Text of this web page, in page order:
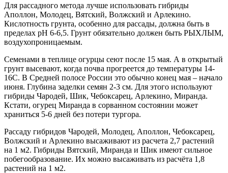
Для рассадного метода лучше использовать гибриды
Аполлон, Молодец, Вятский, Волжский и Арлекино.
Кислотность грунта, особенно для рассады, должна быть в
пределах pH 6-6,5. Грунт обязательно должен быть РЫХЛЫМ,
воздухопроницаемым.
Семенами в теплице огурцы сеют после 15 мая. А в открытый
грунт высевают, когда почва прогреется до температуры 14-
16С. В Средней полосе России это обычно конец мая – начало
июня. Глубина заделки семян 2-3 см. Для этого используют
гибриды Чародей, Шик, Чебоксарец, Арлекино, Миранда.
Кстати, огурец Миранда в сорванном состоянии может
храниться 5-6 дней без потери тургора.
Рассаду гибридов Чародей, Молодец, Аполлон, Чебоксарец,
Волжский и Арлекино высаживают из расчета 2,7 растений
на 1 м2. Гибриды Вятский, Миранда и Шик имеют сильное
побегообразование. Их можно высаживать из расчёта 1,8
растений на 1 м2.